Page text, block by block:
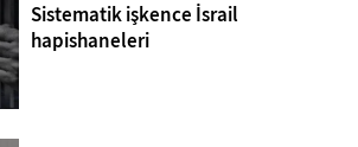
Sistematik işkence İsrail
hapishaneleri